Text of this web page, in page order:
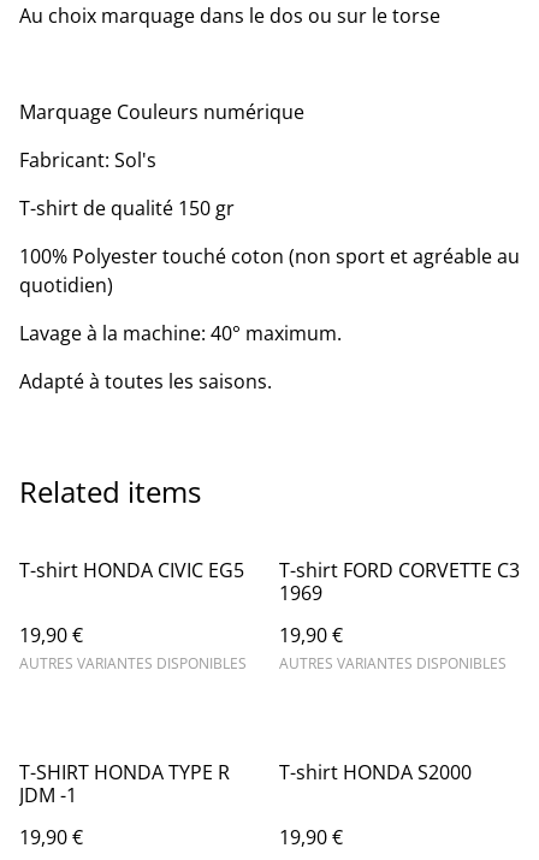
Au choix marquage dans le dos ou sur le torse
Marquage Couleurs numérique
Fabricant: Sol's
T-shirt de qualité 150 gr
100% Polyester touché coton (non sport et agréable au
quotidien)
Lavage à la machine: 40° maximum.
Adapté à toutes les saisons.
Related items
T-shirt HONDA CIVIC EG5
19,90 €
AUTRES VARIANTES DISPONIBLES
T-shirt FORD CORVETTE C3
1969
19,90 €
AUTRES VARIANTES DISPONIBLES
T-SHIRT HONDA TYPE R
JDM -1
19,90 €
T-shirt HONDA S2000
19,90 €